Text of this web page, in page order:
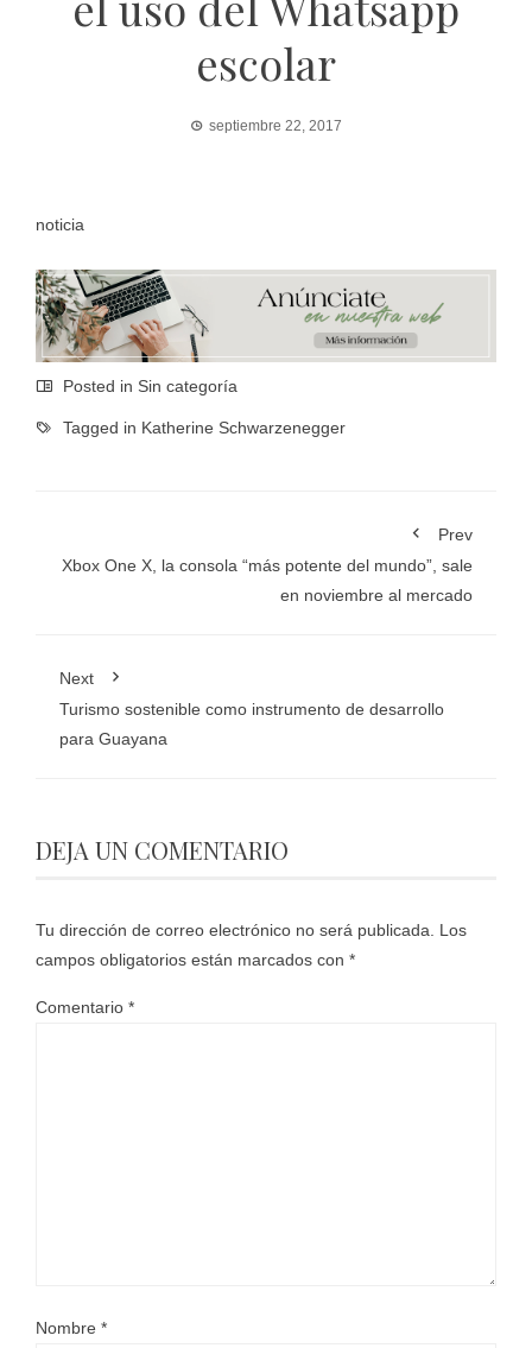
escolar
septiembre 22, 2017
noticia
Posted in Sin categoría
Tagged in Katherine Schwarzenegger
Prev
Xbox One X, la consola “más potente del mundo”, sale
en noviembre al mercado
Next
Turismo sostenible como instrumento de desarrollo
para Guayana
DEJA UN COMENTARIO
Tu dirección de correo electrónico no será publicada.
Los
campos obligatorios están marcados con *
Comentario *
Nombre *